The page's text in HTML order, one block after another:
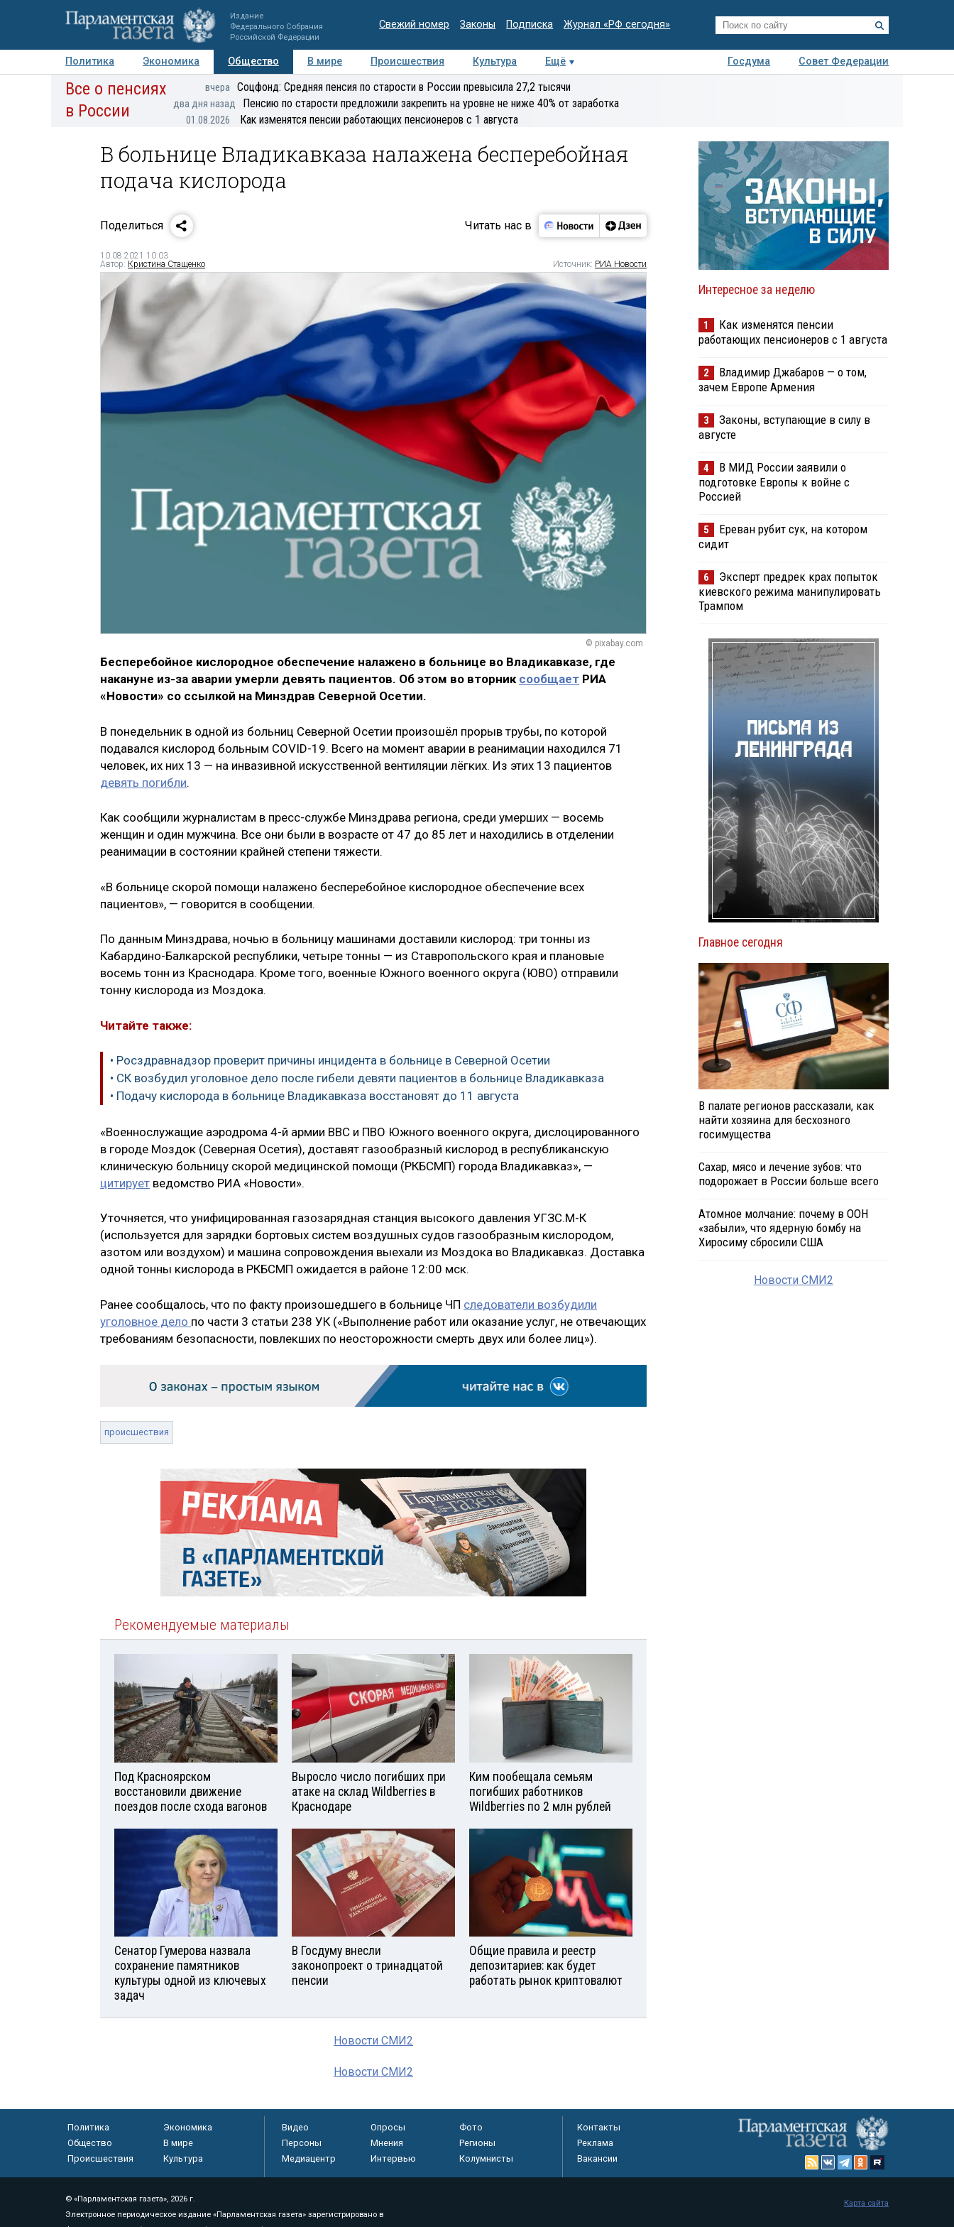
Издание
Федерального Собрания
Российской Федерации
Свежий номер Законы Подписка Журнал «РФ сегодня»
Политика Экономика Общество В мире Происшествия Культура Ещё Госдума
Совет Федерации
Авторы Персоны Мнения Регионы Медиацентр Интервью Колумнисты
экспертиза
Все о пенсиях
в России
вчера Соцфонд: Средняя пенсия по старости в России превысила 27,2 тысячи
два дня назад Пенсию по старости предложили закрепить на уровне не ниже 40% от заработка
01.08.2026 Как изменятся пенсии работающих пенсионеров с 1 августа
В больнице Владикавказа налажена бесперебойная
подача кислорода
Поделиться Читать нас в
10.08.2021 10:03
Автор: Кристина Стащенко Источник: РИА Новости
© pixabay.com
Бесперебойное кислородное обеспечение налажено в больнице во Владикавказе, где
накануне из-за аварии умерли девять пациентов. Об этом во вторник сообщает РИА
«Новости» со ссылкой на Минздрав Северной Осетии.
В понедельник в одной из больниц Северной Осетии произошёл прорыв трубы, по которой
подавался кислород больным COVID-19. Всего на момент аварии в реанимации находился 71
человек, их них 13 — на инвазивной искусственной вентиляции лёгких. Из этих 13 пациентов
девять погибли.
Как сообщили журналистам в пресс-службе Минздрава региона, среди умерших — восемь
женщин и один мужчина. Все они были в возрасте от 47 до 85 лет и находились в отделении
реанимации в состоянии крайней степени тяжести.
«В больнице скорой помощи налажено бесперебойное кислородное обеспечение всех
пациентов», — говорится в сообщении.
По данным Минздрава, ночью в больницу машинами доставили кислород: три тонны из
Кабардино-Балкарской республики, четыре тонны — из Ставропольского края и плановые
восемь тонн из Краснодара. Кроме того, военные Южного военного округа (ЮВО) отправили
тонну кислорода из Моздока.
Читайте также:
• Росздравнадзор проверит причины инцидента в больнице в Северной Осетии
• СК возбудил уголовное дело после гибели девяти пациентов в больнице Владикавказа
• Подачу кислорода в больнице Владикавказа восстановят до 11 августа
«Военнослужащие аэродрома 4-й армии ВВС и ПВО Южного военного округа, дислоцированного
в городе Моздок (Северная Осетия), доставят газообразный кислород в республиканскую
клиническую больницу скорой медицинской помощи (РКБСМП) города Владикавказ», —
цитирует ведомство РИА «Новости».
Уточняется, что унифицированная газозарядная станция высокого давления УГЗС.М-К
(используется для зарядки бортовых систем воздушных судов газообразным кислородом,
азотом или воздухом) и машина сопровождения выехали из Моздока во Владикавказ. Доставка
одной тонны кислорода в РКБСМП ожидается в районе 12:00 мск.
Ранее сообщалось, что по факту произошедшего в больнице ЧП следователи возбудили
уголовное дело по части 3 статьи 238 УК («Выполнение работ или оказание услуг, не отвечающих
требованиям безопасности, повлекших по неосторожности смерть двух или более лиц»).
происшествия
Рекомендуемые материалы
Под Красноярском
восстановили движение
поездов после схода вагонов
Выросло число погибших при
атаке на склад Wildberries в
Краснодаре
Ким пообещала семьям
погибших работников
Wildberries по 2 млн рублей
Сенатор Гумерова назвала
сохранение памятников
культуры одной из ключевых
задач
В Госдуму внесли
законопроект о тринадцатой
пенсии
Общие правила и реестр
депозитариев: как будет
работать рынок криптовалют
Новости СМИ2
Новости СМИ2
Интересное за неделю
1
Как изменятся пенсии
работающих пенсионеров с 1 августа
2
Владимир Джабаров — о том,
зачем Европе Армения
3
Законы, вступающие в силу в
августе
4
В МИД России заявили о
подготовке Европы к войне с
Россией
5
Ереван рубит сук, на котором
сидит
6
Эксперт предрек крах попыток
киевского режима манипулировать
Трампом
Главное сегодня
В палате регионов рассказали, как
найти хозяина для бесхозного
госимущества
Сахар, мясо и лечение зубов: что
подорожает в России больше всего
Атомное молчание: почему в ООН
«забыли», что ядерную бомбу на
Хиросиму сбросили США
Новости СМИ2
Политика
Экономика
Общество
В мире
Происшествия
Культура
Видео Опросы
Фото
Персоны
Мнения
Регионы
Медиацентр
Интервью Колумнисты
Контакты
Реклама
Вакансии
© «Парламентская газета», 2026 г.
Электронное периодическое издание «Парламентская газета» зарегистрировано в
Карта сайта